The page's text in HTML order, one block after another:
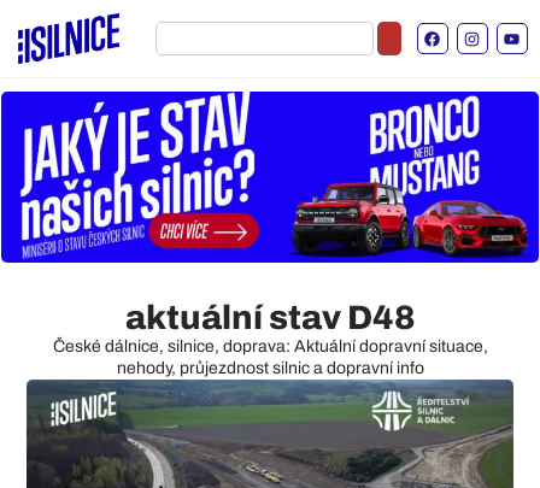
aktuální stav D48
České dálnice, silnice, doprava: Aktuální dopravní situace,
nehody, průjezdnost silnic a dopravní info